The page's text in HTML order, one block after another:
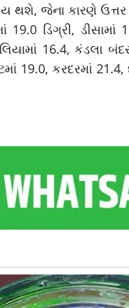
થશે, જેના કારણે
ડિગ્રી, ડીસામાં
16.4, કંડલા
19.0, કરદરમાં